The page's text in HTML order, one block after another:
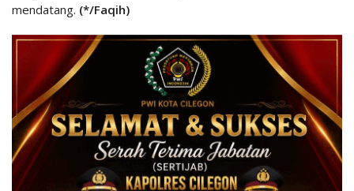
mendatang. (*/Faqih)